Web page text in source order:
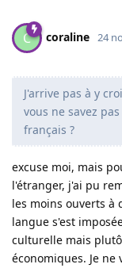
C coraline 24
J'arrive pas à y
vous ne savez
français ?
excuse moi, mais
l'étranger, j'ai pu
les moins ouverts à
langue s'est
culturelle mais
économiques. Je